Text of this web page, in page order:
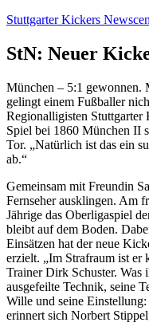
Zum
springen
Stuttgarter Kickers
StN: Neuer
München – 5:1 gewonnen.
gelingt einem Fußballer
Regionalligisten
Spiel bei 1860 München II
Tor. „Natürlich ist das ein
ab.“
Gemeinsam mit Freundin
Fernseher ausklingen. Am
Jährige das Oberligaspiel
bleibt auf dem Boden.
Einsätzen hat der neue
erzielt. „Im Strafraum ist er
Trainer Dirk Schuster. Was
ausgefeilte Technik, seine
Wille und seine
erinnert sich Norbert